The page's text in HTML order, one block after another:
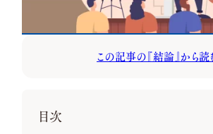
事務所について
プライバシーポリシー
この記事の『結論』から読
目次